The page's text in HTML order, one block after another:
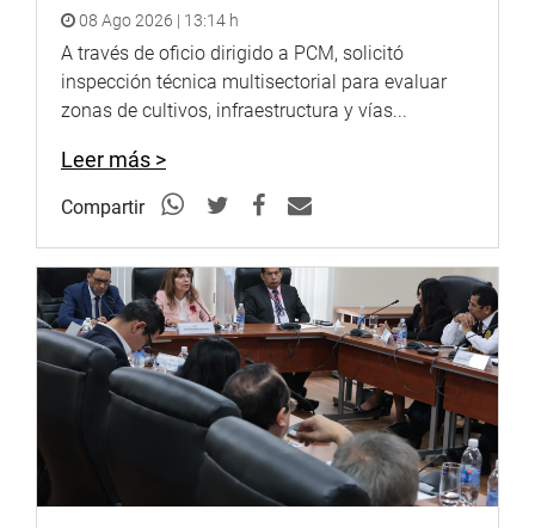
08 Ago 2026 | 13:14 h
A través de oficio dirigido a PCM, solicitó
inspección técnica multisectorial para evaluar
zonas de cultivos, infraestructura y vías...
Leer más >
Compartir